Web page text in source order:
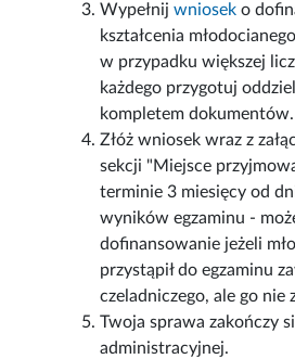
Wypełnijwniosek o
kształcenia
w przypadku większej
każdego przygotuj
kompletem dokumentów.
Złóż wniosek wraz z
sekcji "Miejsce
terminie 3 miesięcy od
wyników egzaminu -
dofinansowanie jeżeli
przystąpił do egzaminu
czeladniczego, ale go nie
Twoja sprawa zakończy
administracyjnej.